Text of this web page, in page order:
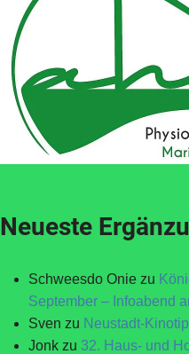
Neueste
Schweesdo Onie zu
September – Infoabend
Sven zu Neustadt-
Jonk zu 32. Haus- und